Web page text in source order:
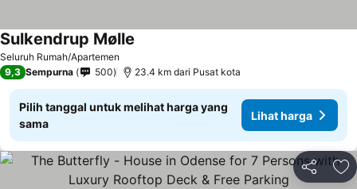
Seluruh Rumah/Apartemen
Sulkendrup Mølle
9,3 Sempurna 500 23.4 km dari Pusat kota
Pilih tanggal untuk melihat harga yang
sama
Lihat harga
Bagikan